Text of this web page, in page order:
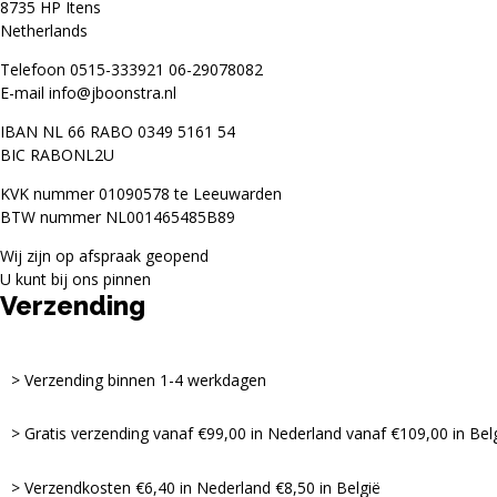
8735 HP Itens
Netherlands
Telefoon 0515-333921 06-29078082
E-mail info@jboonstra.nl
IBAN NL 66 RABO 0349 5161 54
BIC RABONL2U
KVK nummer 01090578 te Leeuwarden
BTW nummer NL001465485B89
Wij zijn op afspraak geopend
U kunt bij ons pinnen
Verzending
Verzending binnen 1-4 werkdagen
Gratis verzending vanaf €99,00 in Nederland vanaf €109,00 in
Verzendkosten €6,40 in Nederland €8,50 in België